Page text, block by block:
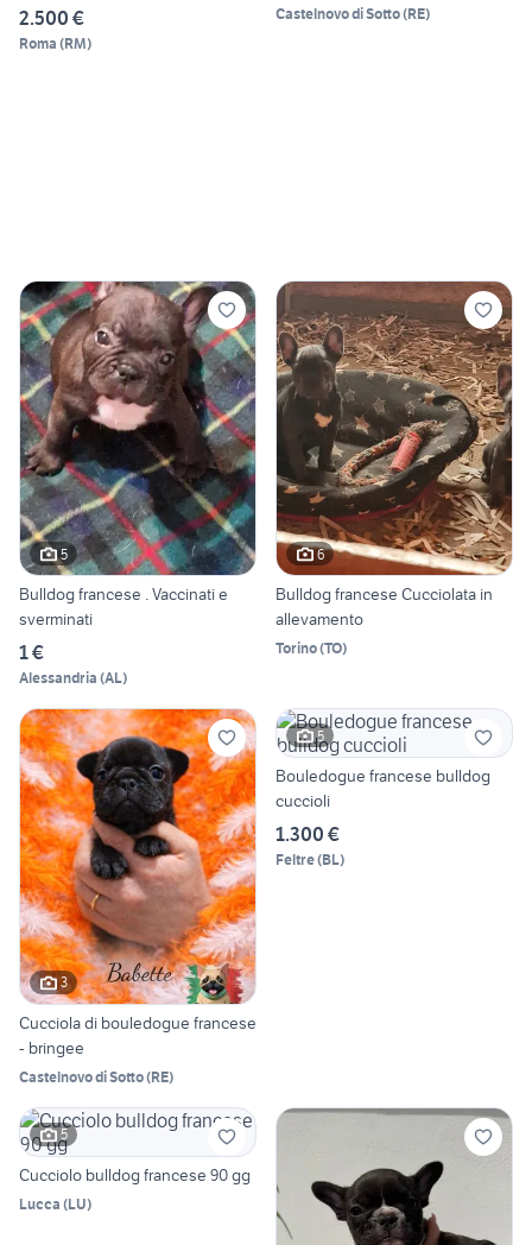
2.500 €
Roma (RM)
Castelnovo di Sotto(RE)
5
Bulldog francese . Vaccinati e
sverminati
1 €
Alessandria (AL)
6
Bulldog francese Cucciolata in
allevamento
Torino(TO)
3
Cucciola di bouledogue francese
- bringee
Castelnovo di Sotto(RE)
5
Bouledogue francese bulldog
cuccioli
1.300 €
Feltre(BL)
5
Cucciolo bulldog francese 90 gg
Lucca (LU)